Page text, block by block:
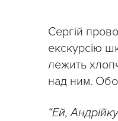
Сергій
екскурсію
лежить
над ним.
“Ей,